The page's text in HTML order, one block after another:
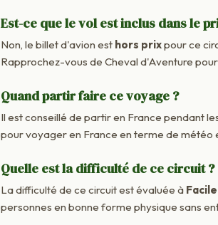
Est-ce que le vol est inclus dans le
Non, le billet d'avion est hors prixpour ce
Rapprochez-vous de Cheval d'Aventure
Quand partir faire ce voyage ?
Il est conseillé de partir en France pendant
pour voyager en France en terme de météo
Quelle est la difficulté de ce circuit ?
La difficulté de ce circuit est évaluée à Facile
personnes en bonne forme physique sans